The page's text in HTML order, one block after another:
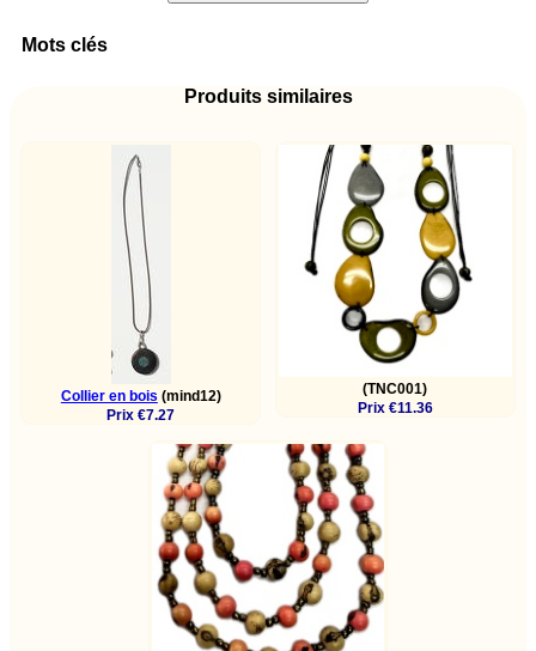
Mots clés
Produits similaires
Collier en bois (mind12)
Prix €7.27
(TNC001)
Prix €11.36